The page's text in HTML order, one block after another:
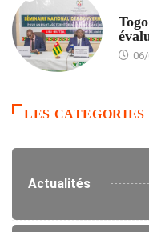
LES CATEGORIES
Actualités